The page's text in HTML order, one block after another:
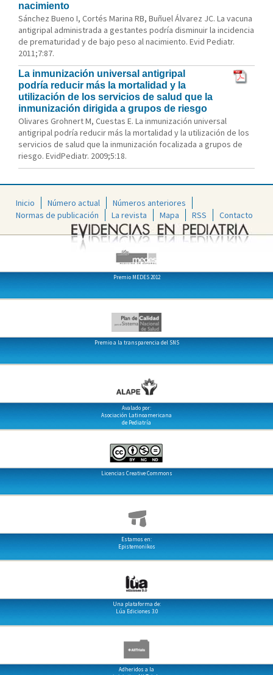
nacimiento
Sánchez Bueno I, Cortés Marina RB, Buñuel Álvarez JC. La vacuna
antigripal administrada a gestantes podría disminuir la incidencia
de prematuridad y de bajo peso al nacimiento. Evid Pediatr.
2011;7:87.
La inmunización universal antigripal
podría reducir más la mortalidad y la
utilización de los servicios de salud que la
inmunización dirigida a grupos de riesgo
Olivares Grohnert M, Cuestas E. La inmunización universal
antigripal podría reducir más la mortalidad y la utilización de los
servicios de salud que la inmunización focalizada a grupos de
riesgo. EvidPediatr. 2009;5:18.
Inicio Número actual
Números anteriores
Normas de publicación
La revista Mapa RSS Contacto
Premio MEDES 2012
Premio a la transparencia del SNS
Avalado por:
Asociación Latinoamericana
de Pediatría
Licencias Creative Commons
Estamos en:
Epistemonikos
Una plataforma de:
Lúa Ediciones 3.0
Adheridos a la